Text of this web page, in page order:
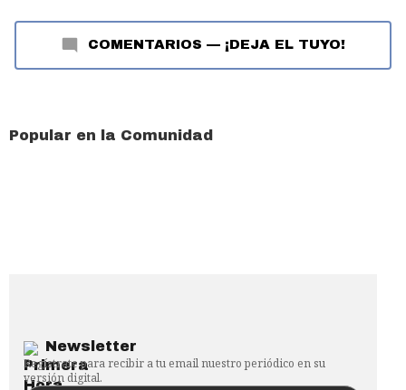
COMENTARIOS — ¡DEJA EL TUYO!
Popular en la Comunidad
Newsletter
Regístrate para recibir a tu email nuestro periódico en su
versión digital.